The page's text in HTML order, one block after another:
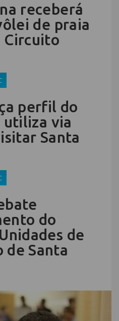
receberá
de praia
Circuito
perfil do
via
Santa
do
de
de Santa